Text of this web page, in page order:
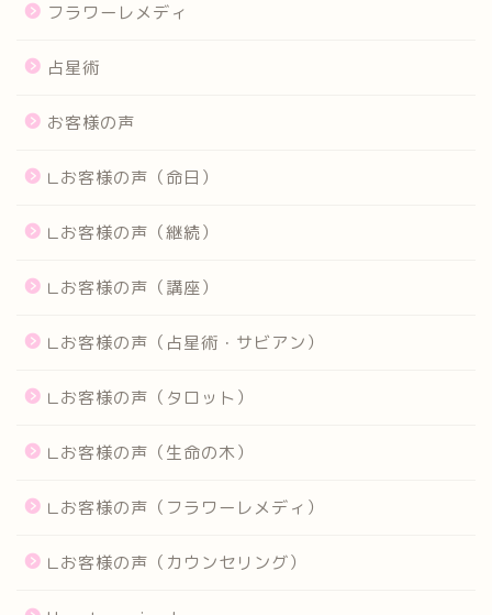
フラワーレメディ
占星術
お客様の声
∟お客様の声（命日）
∟お客様の声（継続）
∟お客様の声（講座）
∟お客様の声（占星術・サビアン）
∟お客様の声（タロット）
∟お客様の声（生命の木）
∟お客様の声（フラワーレメディ）
∟お客様の声（カウンセリング）